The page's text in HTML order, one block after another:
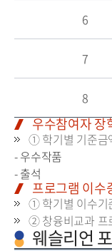
6
7
8
우수참여자 장
① 학기별 기준금
- 우수작품
- 출석
프로그램 이수
① 학기별 이수기
② 창융비교과 프
웨슬리언